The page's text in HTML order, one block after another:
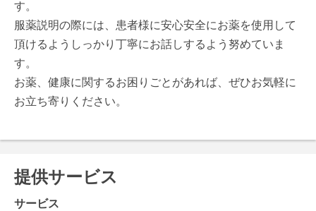
す。
服薬説明の際には、患者様に安心安全にお薬を使用して
頂けるようしっかり丁寧にお話しするよう努めていま
す。
お薬、健康に関するお困りごとがあれば、ぜひお気軽に
お立ち寄りください。
提供サービス
サービス